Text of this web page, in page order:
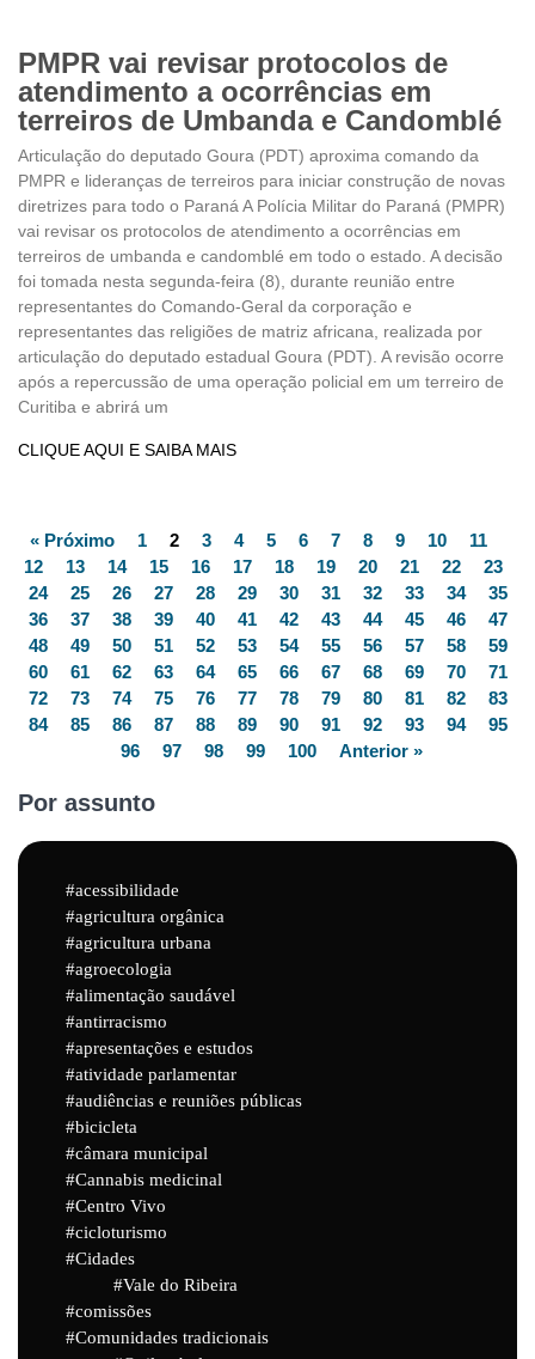
PMPR vai revisar protocolos de
atendimento a ocorrências em
terreiros de Umbanda e Candomblé
Articulação do deputado Goura (PDT) aproxima comando da
PMPR e lideranças de terreiros para iniciar construção de novas
diretrizes para todo o Paraná A Polícia Militar do Paraná (PMPR)
vai revisar os protocolos de atendimento a ocorrências em
terreiros de umbanda e candomblé em todo o estado. A decisão
foi tomada nesta segunda-feira (8), durante reunião entre
representantes do Comando-Geral da corporação e
representantes das religiões de matriz africana, realizada por
articulação do deputado estadual Goura (PDT). A revisão ocorre
após a repercussão de uma operação policial em um terreiro de
Curitiba e abrirá um
CLIQUE AQUI E SAIBA MAIS
« Próximo 1 2 3 4 5 6 7 8 9 10
11
12
13 14 15 16 17 18 19 20 21 22
23
24
25 26 27 28 29 30 31 32 33 34
35
36
37 38 39 40 41 42 43 44 45 46
47
48
49 50 51 52 53 54 55 56 57 58
59
60
61 62 63 64 65 66 67 68 69 70
71
72
73 74 75 76 77 78 79 80 81 82
83
84
85 86 87 88 89 90 91 92 93 94
95
96
97 98 99 100 Anterior »
Por assunto
acessibilidade
agricultura orgânica
agricultura urbana
agroecologia
alimentação saudável
antirracismo
apresentações e estudos
atividade parlamentar
audiências e reuniões públicas
bicicleta
câmara municipal
Cannabis medicinal
Centro Vivo
cicloturismo
Cidades
Vale do Ribeira
comissões
Comunidades tradicionais